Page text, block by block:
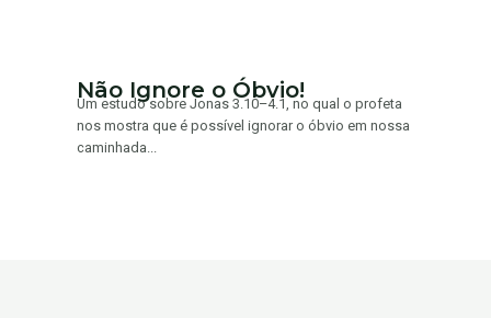
Não Ignore o Óbvio!
Um estudo sobre Jonas 3.10–4.1, no qual o profeta
nos mostra que é possível ignorar o óbvio em nossa
caminhada...